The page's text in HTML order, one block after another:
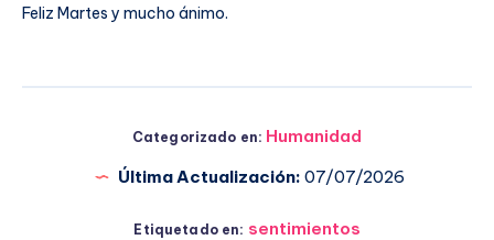
Feliz Martes y mucho ánimo.
Categorizado en: Humanidad
Última Actualización: 07/07/2026
Etiquetado en: sentimientos